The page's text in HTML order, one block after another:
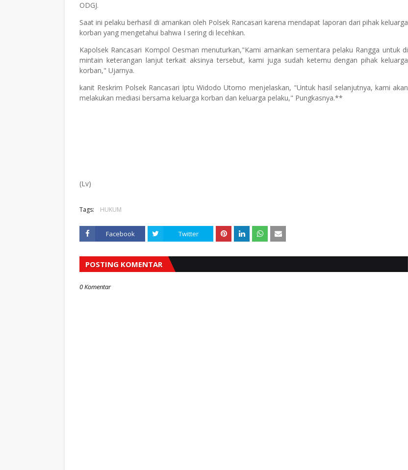
ODGJ.
Saat ini pelaku berhasil di amankan oleh Polsek Rancasari karena mendapat laporan dari pihak keluarga
korban yang mengetahui bahwa I sering di lecehkan.
Kapolsek Rancasari Kompol Oesman menuturkan,"Kami amankan sementara pelaku Rangga untuk di
mintain keterangan lanjut terkait aksinya tersebut, kami juga sudah ketemu dengan pihak keluarga
korban," Ujarnya.
kanit Reskrim Polsek Rancasari Iptu Widodo Utomo menjelaskan, "Untuk hasil selanjutnya, kami akan
melakukan mediasi bersama keluarga korban dan keluarga pelaku," Pungkasnya.**
(Lv)
Tags: HUKUM
Facebook Twitter
POSTING KOMENTAR
0 Komentar